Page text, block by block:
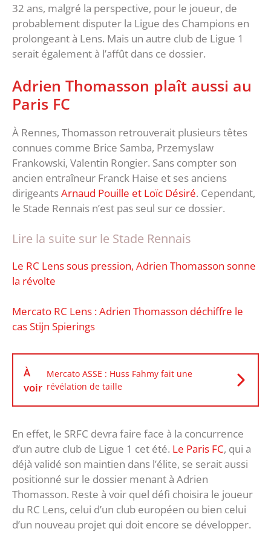
32 ans, malgré la perspective, pour le joueur, de
probablement disputer la Ligue des Champions en
prolongeant à Lens. Mais un autre club de Ligue 1
serait également à l’affût dans ce dossier.
Adrien Thomasson plaît aussi au
Paris FC
À Rennes, Thomasson retrouverait plusieurs têtes
connues comme Brice Samba, Przemyslaw
Frankowski, Valentin Rongier. Sans compter son
ancien entraîneur Franck Haise et ses anciens
dirigeantsArnaud Pouille et Loïc Désiré. Cependant,
le Stade Rennais n’est pas seul sur ce dossier.
Lire la suite sur le Stade Rennais
Le RC Lens sous pression, Adrien Thomasson sonne
la révolte
Mercato RC Lens : Adrien Thomasson déchiffre le
cas Stijn Spierings
À
voir
Mercato ASSE : Huss Fahmy fait une
révélation de taille
En effet, le SRFC devra faire face à la concurrence
d’un autre club de Ligue 1 cet été. Le Paris FC, qui a
déjà validé son maintien dans l’élite, se serait aussi
positionné sur le dossier menant à Adrien
Thomasson. Reste à voir quel défi choisira le joueur
du RC Lens, celui d’un club européen ou bien celui
d’un nouveau projet qui doit encore se développer.